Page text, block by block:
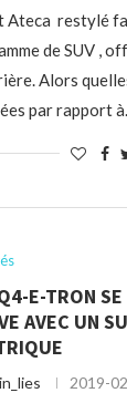
Ateca restylé
de SUV ,
Alors
par rapport
E-TRON SE
AVEC UN
2019-